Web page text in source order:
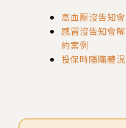
高血壓沒告知
感冒沒告知會
約案例
投保時隱瞞體